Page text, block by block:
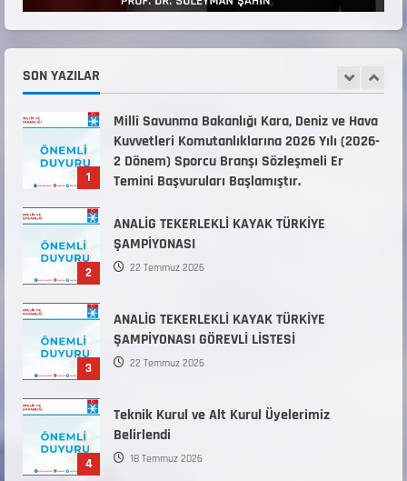
SON YAZILAR
1
Millî Savunma Bakanlığı Kara, Deniz ve Hava
Kuvvetleri Komutanlıklarına 2026 Yılı (2026-
2
ANALİG TEKERLEKLİ KAYAK TÜRKİYE
ŞAMPİYONASI
22 Temmuz 2026
3
ANALİG TEKERLEKLİ KAYAK TÜRKİYE
ŞAMPİYONASI GÖREVLİ LİSTESİ
22 Temmuz 2026
4
Teknik Kurul ve Alt Kurul Üyelerimiz
Belirlendi
18 Temmuz 2026
5
KAYAKLI KOŞU VE BİATHLON 3.KADEME
ANTRENÖRLÜK KURSU DUYURUSU
12 Temmuz 2026